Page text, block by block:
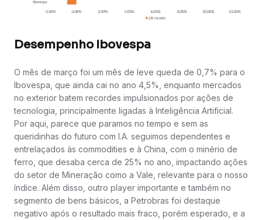
Desempenho Ibovespa
O mês de março foi um mês de leve queda de 0,7% para o
Ibovespa, que ainda cai no ano 4,5%, enquanto mercados
no exterior batem recordes impulsionados por ações de
tecnologia, principalmente ligadas à Inteligência Artificial.
Por aqui, parece que paramos no tempo e sem as
queridinhas do futuro com I.A. seguimos dependentes e
entrelaçados às commodities e à China, com o minério de
ferro, que desaba cerca de 25% no ano, impactando ações
do setor de Mineração como a Vale, relevante para o nosso
índice. Além disso, outro player importante e também no
segmento de bens básicos, a Petrobras foi destaque
negativo após o resultado mais fraco, porém esperado, e a